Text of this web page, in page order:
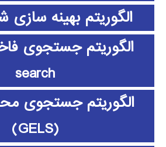
الگوریتم بهینه سازی
search
الگوریتم جستجوی
(GELS)